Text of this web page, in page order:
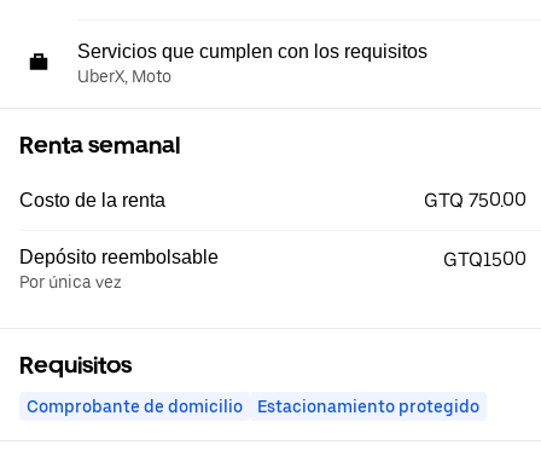
Servicios que cumplen con los requisitos
UberX, Moto
Renta semanal
Costo de la renta GTQ 750.00
Depósito reembolsable
Por única vez
GTQ1500
Requisitos
Comprobante de domicilio Estacionamiento protegido